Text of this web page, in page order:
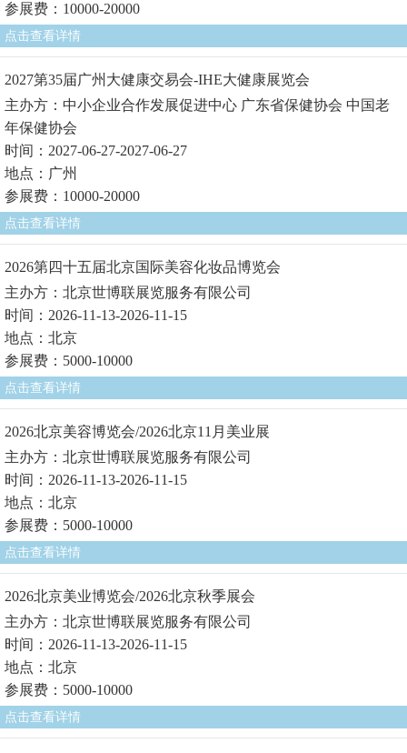
参展费：10000-20000
点击查看详情
2027第35届广州大健康交易会-IHE大健康展览会
主办方：中小企业合作发展促进中心 广东省保健协会 中国老
年保健协会
时间：2027-06-27-2027-06-27
地点：广州
参展费：10000-20000
点击查看详情
2026第四十五届北京国际美容化妆品博览会
主办方：北京世博联展览服务有限公司
时间：2026-11-13-2026-11-15
地点：北京
参展费：5000-10000
点击查看详情
2026北京美容博览会/2026北京11月美业展
主办方：北京世博联展览服务有限公司
时间：2026-11-13-2026-11-15
地点：北京
参展费：5000-10000
点击查看详情
2026北京美业博览会/2026北京秋季展会
主办方：北京世博联展览服务有限公司
时间：2026-11-13-2026-11-15
地点：北京
参展费：5000-10000
点击查看详情